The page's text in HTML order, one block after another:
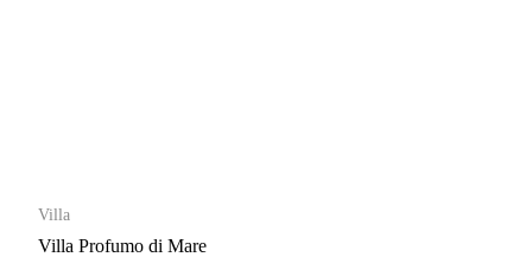
Villa
Villa Profumo di Mare